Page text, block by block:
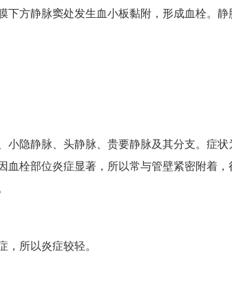
方静脉窦处发生血小板黏附，形成血栓。
隐静脉、头静脉、贵要静脉及其分支。症
栓部位炎症显著，所以常与管壁紧密附着
所以炎症较轻。